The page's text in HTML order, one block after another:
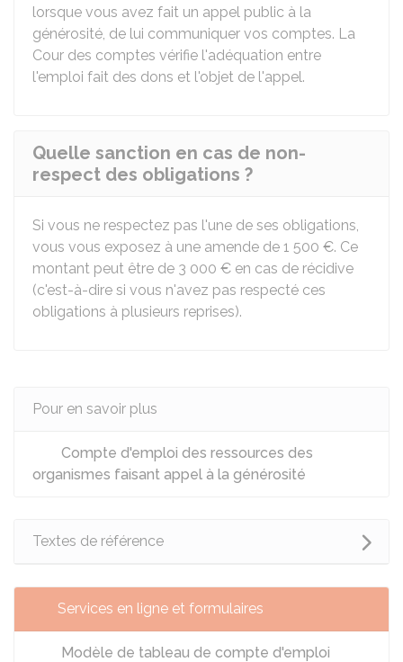
lorsque vous avez fait un appel public à la
générosité, de lui communiquer vos comptes. La
Cour des comptes vérifie l'adéquation entre
l'emploi fait des dons et l'objet de l'appel.
Quelle sanction en cas de non-
respect des obligations ?
Si vous ne respectez pas l'une de ses obligations,
vous vous exposez à une amende de 1 500 €. Ce
montant peut être de 3 000 € en cas de récidive
(c'est-à-dire si vous n'avez pas respecté ces
obligations à plusieurs reprises).
Pour en savoir plus
Compte d'emploi des ressources des
organismes faisant appel à la générosité
Textes de référence
Services en ligne et formulaires
Modèle de tableau de compte d'emploi